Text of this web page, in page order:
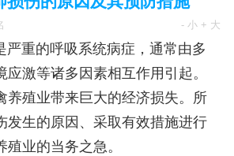
- 小 + 大
严重的呼吸系统病症，通常由多
激等诸多因素相互作用引起。
养殖业带来巨大的经济损失。所
发生的原因、采取有效措施进行
业的当务之急。